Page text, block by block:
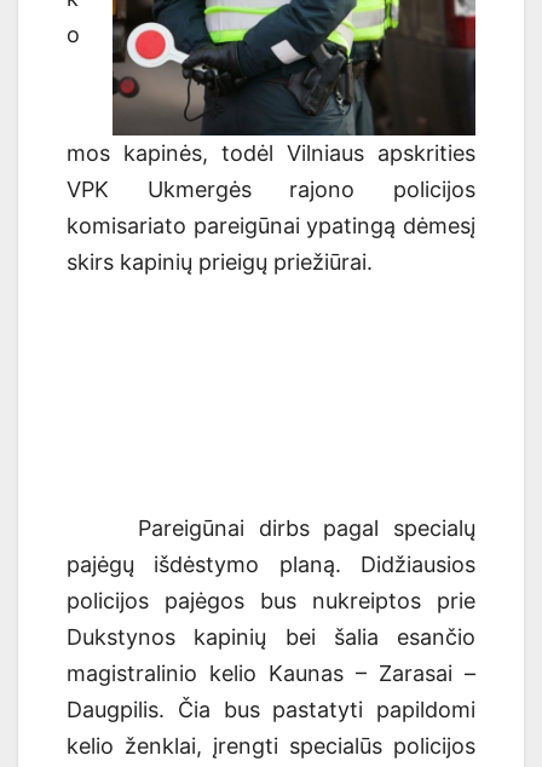
o
mos kapinės, todėl Vilniaus apskrities
VPK Ukmergės rajono policijos
komisariato pareigūnai ypatingą dėmesį
skirs kapinių prieigų priežiūrai.
Pareigūnai dirbs pagal specialų
pajėgų išdėstymo planą. Didžiausios
policijos pajėgos bus nukreiptos prie
Dukstynos kapinių bei šalia esančio
magistralinio kelio Kaunas – Zarasai –
Daugpilis. Čia bus pastatyti papildomi
kelio ženklai, įrengti specialūs policijos